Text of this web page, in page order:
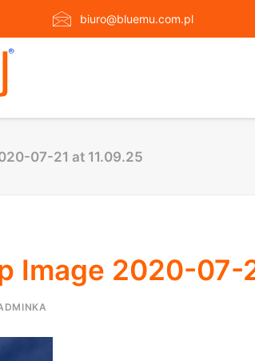
biuro@bluemu.com.pl
07-21 at 11.09.25
Image 2020-07-